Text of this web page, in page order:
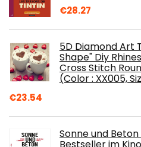
€28.27
5D Diamond Art
Shape" Diy
Cross Stitch
(Color : XX005,
€23.54
Sonne und
Bestseller im Kino